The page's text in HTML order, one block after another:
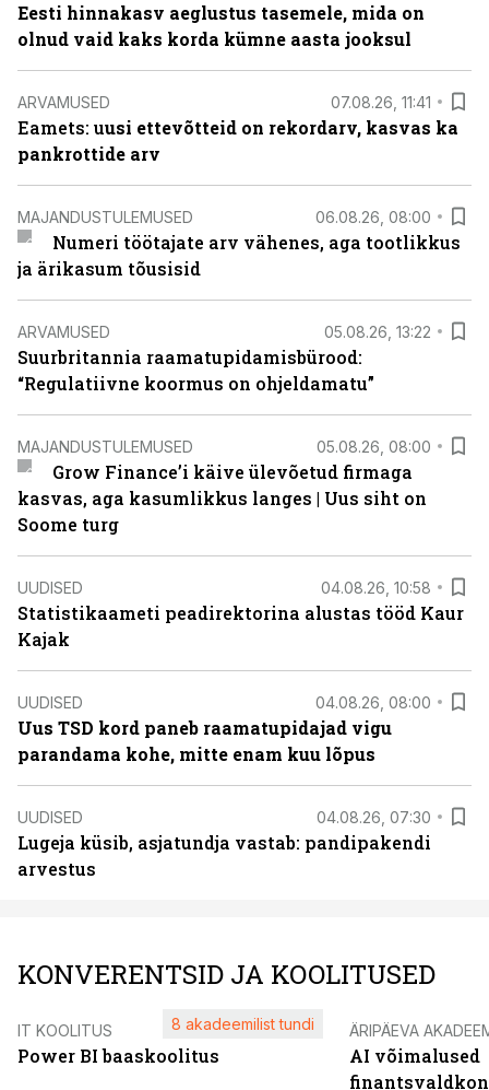
Eesti hinnakasv aeglustus tasemele, mida on
olnud vaid kaks korda kümne aasta jooksul
ARVAMUSED 07.08.26, 11:41
Eamets: uusi ettevõtteid on rekordarv, kasvas ka
pankrottide arv
MAJANDUSTULEMUSED 06.08.26, 08:00
Numeri töötajate arv vähenes, aga tootlikkus
ja ärikasum tõusisid
ARVAMUSED 05.08.26, 13:22
Suurbritannia raamatupidamisbürood:
“Regulatiivne koormus on ohjeldamatu”
MAJANDUSTULEMUSED 05.08.26, 08:00
Grow Finance’i käive ülevõetud firmaga
kasvas, aga kasumlikkus langes | Uus siht on
Soome turg
UUDISED 04.08.26, 10:58
Statistikaameti peadirektorina alustas tööd Kaur
Kajak
UUDISED 04.08.26, 08:00
Uus TSD kord paneb raamatupidajad vigu
parandama kohe, mitte enam kuu lõpus
UUDISED 04.08.26, 07:30
Lugeja küsib, asjatundja vastab: pandipakendi
arvestus
KONVERENTSID JA KOOLITUSED
IT KOOLITUS
Power BI baaskoolitus
8 akadeemilist tundi ÄRIPÄEVA
AI võimalused